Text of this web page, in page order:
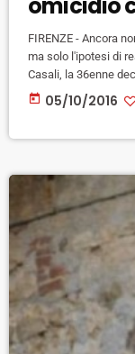
omicidio
FIRENZE - Ancora
ma solo l'ipotesi di
Casali, la 36enne
poche ore dopo aver
procura di Firenze
today 05/10/2016